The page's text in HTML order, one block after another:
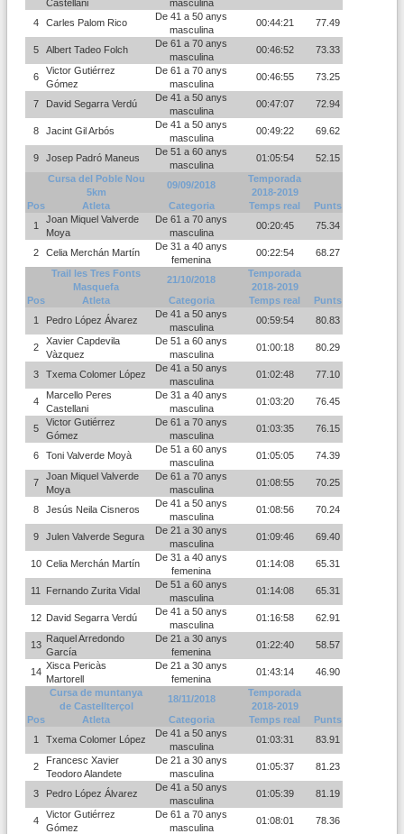
Castellani
masculina
4 Carles Palom Rico
De 41 a 50 anys
masculina
00:44:21 77.49
5 Albert Tadeo Folch
De 61 a 70 anys
masculina
00:46:52 73.33
6
Victor Gutiérrez
Gómez
De 61 a 70 anys
masculina
00:46:55 73.25
7 David Segarra Verdú
De 41 a 50 anys
masculina
00:47:07 72.94
8 Jacint Gil Arbós
De 41 a 50 anys
masculina
00:49:22 69.62
9 Josep Padró Maneus
De 51 a 60 anys
masculina
01:05:54
52.15
Cursa del Poble Nou
5km
09/09/2018
Temporada
2018-2019
Pos
Atleta Categoria Temps real
Punts
1
Joan Miquel Valverde
Moya
De 61 a 70 anys
masculina
00:20:45 75.34
2 Celia Merchán Martín
De 31 a 40 anys
femenina
00:22:54
68.27
Trail les Tres Fonts
Masquefa
21/10/2018
Temporada
2018-2019
Pos
Atleta Categoria Temps real
Punts
1
Pedro López Álvarez
De 41 a 50 anys
masculina
00:59:54 80.83
2
Xavier Capdevila
Vàzquez
De 51 a 60 anys
masculina
01:00:18 80.29
3 Txema Colomer López
De 41 a 50 anys
masculina
01:02:48 77.10
4
Marcello Peres
Castellani
De 31 a 40 anys
masculina
01:03:20 76.45
5
Victor Gutiérrez
Gómez
De 61 a 70 anys
masculina
01:03:35 76.15
6 Toni Valverde Moyà
De 51 a 60 anys
masculina
01:05:05 74.39
7
Joan Miquel Valverde
Moya
De 61 a 70 anys
masculina
01:08:55 70.25
8 Jesús Neila Cisneros
De 41 a 50 anys
masculina
01:08:56 70.24
9 Julen Valverde Segura
De 21 a 30 anys
masculina
01:09:46 69.40
10 Celia Merchán Martín
De 31 a 40 anys
femenina
01:14:08 65.31
11 Fernando Zurita Vidal
De 51 a 60 anys
masculina
01:14:08 65.31
12 David Segarra Verdú
De 41 a 50 anys
masculina
01:16:58 62.91
13
Raquel Arredondo
García
De 21 a 30 anys
femenina
01:22:40 58.57
14
Xisca Pericàs
Martorell
De 21 a 30 anys
femenina
01:43:14
46.90
Cursa de muntanya
de Castellterçol
18/11/2018
Temporada
2018-2019
Pos
Atleta Categoria Temps real
Punts
1
Txema Colomer López
De 41 a 50 anys
masculina
01:03:31 83.91
2
Francesc Xavier
Teodoro Alandete
De 21 a 30 anys
masculina
01:05:37 81.23
3 Pedro López Álvarez
De 41 a 50 anys
masculina
01:05:39 81.19
4
Victor Gutiérrez
Gómez
De 61 a 70 anys
masculina
01:08:01 78.36